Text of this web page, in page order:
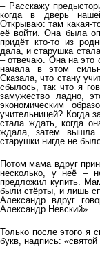
– Расскажу
когда в дверь
Открываю: там какая-
её войти. Она была
придёт кто-то из
дала, и старушка
– отвечаю. Она на это
начала в этом
Сказала, что стану
сбылось, так что я
замужество ладно,
экономическим
учительницей? Когда
стала ждать, когда
ждала, затем вышла
старушки нигде не
Потом мама вдруг
несколько, у неё –
предложил купить.
были стёрты, и лишь
Александр вдруг
Александр Невский».
Только после этого я
букв, надпись: